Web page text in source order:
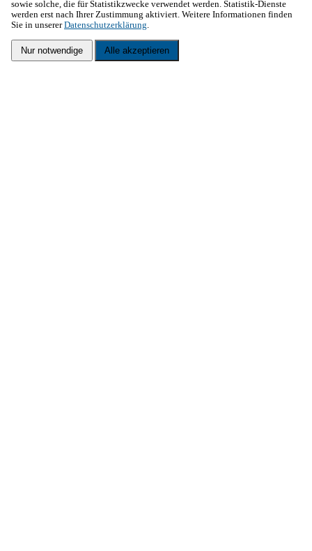
sowie solche, die für Statistikzwecke verwendet werden. Statistik-Dienste
werden erst nach Ihrer Zustimmung aktiviert. Weitere Informationen finden
Sie in unsererDatenschutzerklärung.
Nur notwendige Alle akzeptieren